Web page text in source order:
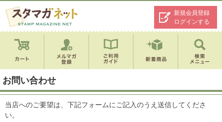
新規会員登録
ログインする
お問い合わせ
当店へのご要望は、下記フォームにご記入のうえ送信してくださ
い。